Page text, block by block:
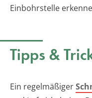
Einbohrstelle
Tipps &
Ein regelmäßiger